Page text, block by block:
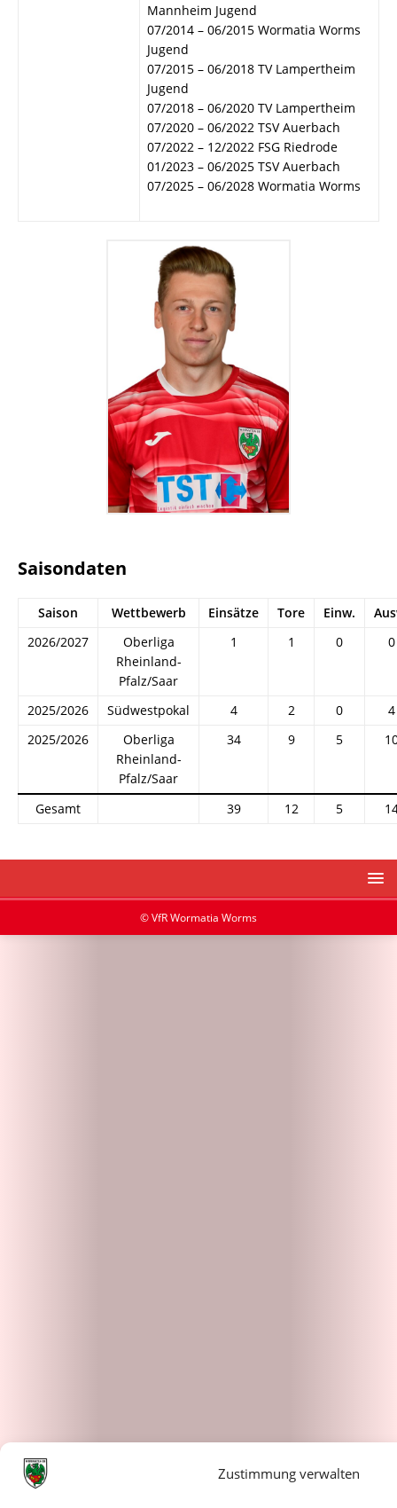
Zustimmung verwalten
Mannheim Jugend
07/2014 – 06/2015 Wormatia Worms
Jugend
07/2015 – 06/2018 TV Lampertheim
Jugend
07/2018 – 06/2020 TV Lampertheim
07/2020 – 06/2022 TSV Auerbach
07/2022 – 12/2022 FSG Riedrode
01/2023 – 06/2025 TSV Auerbach
07/2025 – 06/2028 Wormatia Worms
Saisondaten
Saison Wettbewerb Einsätze Tore Einw.
2026/2027
Oberliga
Rheinland-
Pfalz/Saar
1 1 0 0
2025/2026 Südwestpokal 4 2 0
4
2025/2026
Oberliga
Rheinland-
Pfalz/Saar
34 9 5
Gesamt 39 12 5
© VfR Wormatia Worms